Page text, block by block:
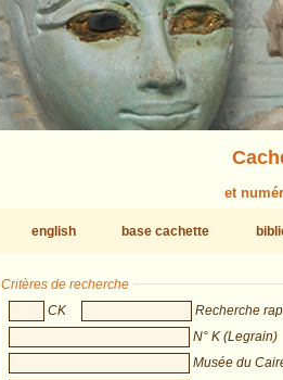
et
english base cachette
Critères de recherche
CK
Recherche
N° K (Legrain)
Musée du